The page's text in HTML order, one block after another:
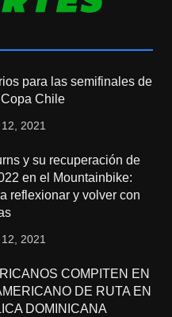
para las semifinales de
Chile
2021
y su recuperación de
en el Mountainbike:
reflexionar y volver con
2021
COMPITEN EN
DE RUTA EN
DOMINICANA